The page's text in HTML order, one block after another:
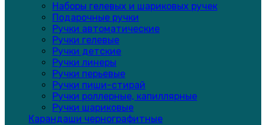
Наборы гелевых и шариковых ручек
Подарочные ручки
Ручки автоматические
Ручки гелевые
Ручки детские
Ручки линеры
Ручки перьевые
Ручки пиши-стирай
Ручки роллерные, капиллярные
Ручки шариковые
Карандаши чернографитные